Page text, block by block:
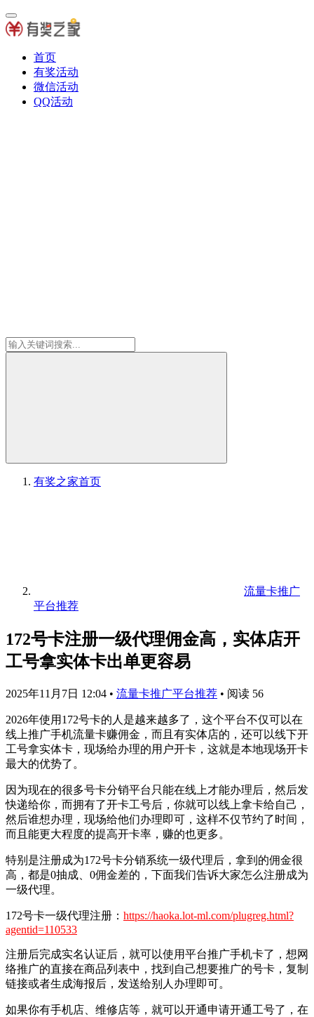
首页
有奖活动
微信活动
QQ活动
有奖之家首页
流量卡推广
平台推荐
172号卡注册一级代理佣金高，实体店开
工号拿实体卡出单更容易
2025年11月7日 12:04 • 流量卡推广平台推荐 • 阅读 56
2026年使用172号卡的人是越来越多了，这个平台不仅可以在
线上推广手机流量卡赚佣金，而且有实体店的，还可以线下开
工号拿实体卡，现场给办理的用户开卡，这就是本地现场开卡
最大的优势了。
因为现在的很多号卡分销平台只能在线上才能办理后，然后发
快递给你，而拥有了开卡工号后，你就可以线上拿卡给自己，
然后谁想办理，现场给他们办理即可，这样不仅节约了时间，
而且能更大程度的提高开卡率，赚的也更多。
特别是注册成为172号卡分销系统一级代理后，拿到的佣金很
高，都是0抽成、0佣金差的，下面我们告诉大家怎么注册成为
一级代理。
172号卡一级代理注册： https://haoka.lot-ml.com/plugreg.html?
agentid=110533
注册后完成实名认证后，就可以使用平台推广手机卡了，想网
络推广的直接在商品列表中，找到自己想要推广的号卡，复制
链接或者生成海报后，发送给别人办理即可。
如果你有手机店、维修店等，就可以开通申请开通工号了，在